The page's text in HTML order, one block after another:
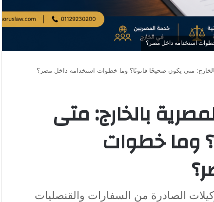
خطوات استخدامه داخل مصر؟
متى يكون صحيحًا قانونًا؟ وما خطوات استخدامه داخل مصر؟
بالخارج: متى
وما خطوات
الصادرة من السفارات والقنصليات